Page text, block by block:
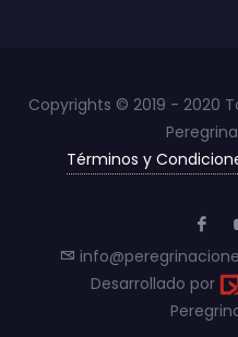
Copyrights © 2019 - 2020
Términos y
Desarrollado por